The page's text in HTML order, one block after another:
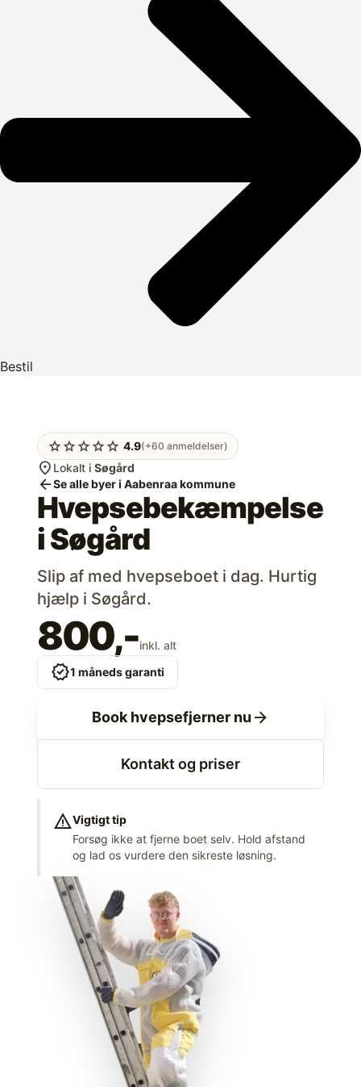
Bestil
starstarstarstarstar 4.9(+60 anmeldelser)
location_on Lokalt i Søgård
arrow_backSe alle byer i Aabenraa kommune
Hvepsebekæmpelse
iSøgård
Slip af med hvepseboet i dag. Hurtig
hjælp i Søgård.
800,-inkl. alt
verified1 måneds garanti
Book hvepsefjerner nu arrow_forward
Kontakt og priser
warningVigtigt tip
Forsøg ikke at fjerne boet selv. Hold afstand
og lad os vurdere den sikreste løsning.